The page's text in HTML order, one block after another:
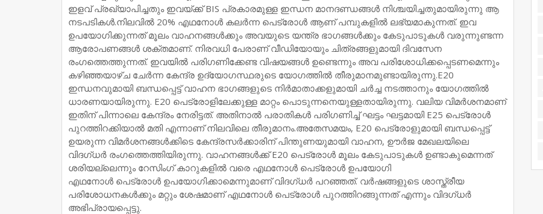
ഇളവ് പ്രഖ്യാപിച്ചതും ഇവയ്ക്ക് BIS പ്രകാരമുള്ള ഇന്ധന മാനദണ്ഡങ്ങൾ നിശ്ചയിച്ചതുമായിരുന്നു ആ
നടപടികൾ.നിലവിൽ 20% എഥനോൾ കലർന്ന പെട്രോൾ ആണ് പമ്പുകളിൽ ലഭ്യമാകുന്നത്. ഇവ
ഉപയോഗിക്കുന്നത് മൂലം വാഹനങ്ങൾക്കും അവയുടെ യന്ത്ര ഭാഗങ്ങൾക്കും കേടുപാടുകൾ വരുന്നുണ്ടന്ന
ആരോപണങ്ങൾ ശക്തമാണ്. നിരവധി പേരാണ് വീഡിയോയും ചിത്രങ്ങളുമായി ദിവസേന
രംഗത്തെത്തുന്നത്. ഇവയിൽ പരിഗണിക്കേണ്ട വിഷയങ്ങൾ ഉണ്ടെന്നും അവ പരിശോധിക്കപ്പെടണമെന്നും
കഴിഞ്ഞയാഴ്ച ചേർന്ന കേന്ദ്ര ഉദ്യോഗസ്ഥരുടെ യോഗത്തിൽ തീരുമാനമുണ്ടായിരുന്നു.E20
ഇന്ധനവുമായി ബന്ധപ്പെട്ട് വാഹന ഭാഗങ്ങളുടെ നിർമാതാക്കളുമായി ചർച്ച നടത്താനും യോഗത്തിൽ
ധാരണയായിരുന്നു. E20 പെട്രോളിലേക്കുള്ള മാറ്റം പൊടുന്നനെയുള്ളതായിരുന്നു. വലിയ വിമർശനമാണ്
ഇതിന് പിന്നാലെ കേന്ദ്രം നേരിട്ടത്. അതിനാൽ പരാതികൾ പരിഗണിച്ച് ഘട്ടം ഘട്ടമായി E25 പെട്രോൾ
പുറത്തിറക്കിയാൽ മതി എന്നാണ് നിലവിലെ തീരുമാനം.അതേസമയം, E20 പെട്രോളുമായി ബന്ധപ്പെട്ട്
ഉയരുന്ന വിമർശനങ്ങൾക്കിടെ കേന്ദ്രസർക്കാരിന് പിന്തുണയുമായി വാഹന, ഊർജ മേഖലയിലെ
വിദഗ്ധർ രംഗത്തെത്തിയിരുന്നു. വാഹനങ്ങൾക്ക് E20 പെട്രോൾ മൂലം കേടുപാടുകൾ ഉണ്ടാകുമെന്നത്
ശരിയല്ലെന്നും റേസിംഗ് കാറുകളിൽ വരെ എഥനോൾ പെട്രോൾ ഉപയോഗി
എഥനോൾ പെട്രോൾ ഉപയോഗിക്കാമെന്നുമാണ് വിദഗ്ധർ പറഞ്ഞത്. വർഷങ്ങളുടെ ശാസ്ത്രീയ
പരിശോധനകൾക്കും മറ്റും ശേഷമാണ് എഥനോൾ പെട്രോൾ പുറത്തിറങ്ങുന്നത് എന്നും വിദഗ്ധർ
അഭിപ്രായപ്പെട്ടു.